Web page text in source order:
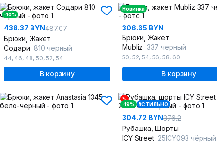
-10%
438.37 BYN487.07
Брюки, Жакет
Содари 810 черный
44, 46, 48, 50, 52, 54
В корзину
Новинка
306.65 BYN
Брюки, Жакет
Mubliz 337 черный
50, 52, 54, 56, 58, 60
В корзину
%
-19%
#СТИЛЬНО
304.72 BYN376.2
Рубашка, Шорты
ICY Street 25ICY093 чёрный